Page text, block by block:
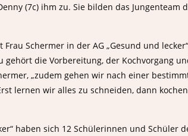
(7c) ihm zu. Sie bilden das Jungenteam
Frau Schermer in der AG „Gesund und
gehört die Vorbereitung, der Kochvorgang
„zudem gehen wir nach einer
lernen wir alles zu schneiden, dann
haben sich 12 Schülerinnen und Schüler